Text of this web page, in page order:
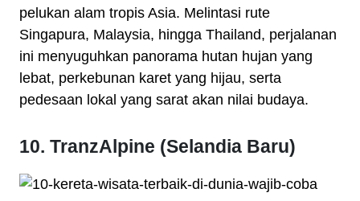
pelukan alam tropis Asia. Melintasi rute
Singapura, Malaysia, hingga Thailand, perjalanan
ini menyuguhkan panorama hutan hujan yang
lebat, perkebunan karet yang hijau, serta
pedesaan lokal yang sarat akan nilai budaya.
10. TranzAlpine (Selandia Baru)